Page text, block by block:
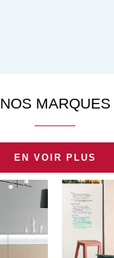
NOS MARQUES
EN VOIR PLUS